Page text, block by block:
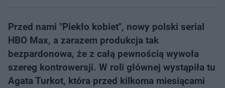
Przed nami "Piekło kobiet", nowy polski serial
HBO Max, a zarazem produkcja tak
bezpardonowa, że z całą pewnością wywoła
szereg kontrowersji. W roli głównej wystąpiła tu
Agata Turkot, która przed kilkoma miesiącami